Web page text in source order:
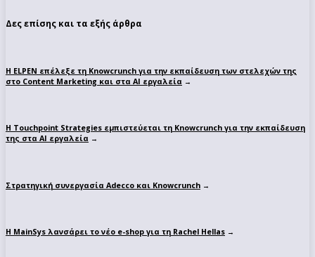
Δες επίσης και τα εξής άρθρα
Η ELPEN επέλεξε τη Knowcrunch για την εκπαίδευση των στελεχών της
στο Content Marketing και στα AI εργαλεία →
Η Touchpoint Strategies εμπιστεύεται τη Knowcrunch για την εκπαίδευση
της στα ΑΙ εργαλεία →
Στρατηγική συνεργασία Adecco και Knowcrunch →
Η MainSys λανσάρει το νέο e-shop για τη Rachel Hellas →